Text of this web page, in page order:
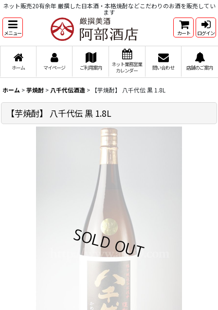
ネット販売20有余年 厳撰した日本酒・本格焼酎などこだわりのお酒を販売してい
ます
メニュー カート ログイン
ホーム マイページ ご利用案内
ネット業務営業
カレンダー
問い合わせ 店舗のご案内
ホーム >芋焼酎 > 八千代伝酒造 > 【芋焼酎】 八千代伝 黒 1.8L
【芋焼酎】 八千代伝 黒 1.8L